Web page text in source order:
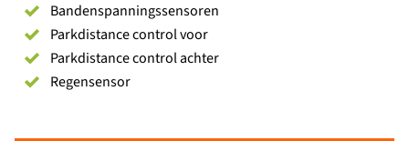
Bandenspanningssensoren
Parkdistance control voor
Parkdistance control achter
Regensensor